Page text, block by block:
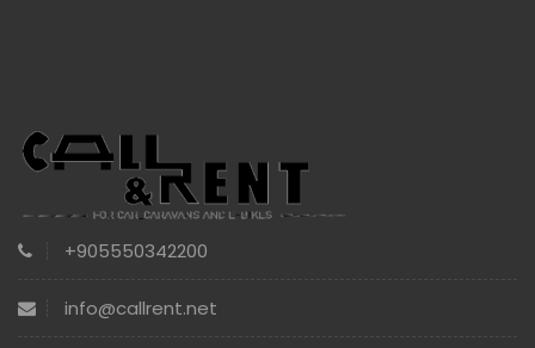
+905550342200
info@callrent.net